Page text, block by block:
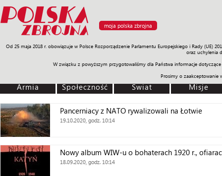
moja polska zbrojna
Od 25 maja 2018 r. obowiązuje w Polsce Rozporządzenie Parlamentu Europejskiego i Rady
oraz uchylenia
W związku z powyższym przygotowaliśmy dla Państwa informacje
Prosimy o
Armia Poligon Sprzęt Misje Polityka Prawo Świat
Armia Społeczność Świat Misje
Pancerniacy z NATO rywalizowali na Łotwie
19.10.2020, godz. 10:14
Nowy album WIW-u o bohaterach 1920 r.,
18.09.2020, godz. 10:14